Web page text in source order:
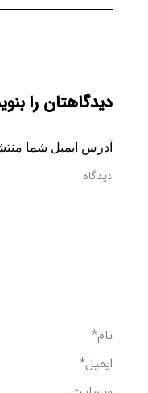
دیدگاهتان را
آدرس ایمیل شما
دیدگاه
نام *
ایمیل *
وبسایت